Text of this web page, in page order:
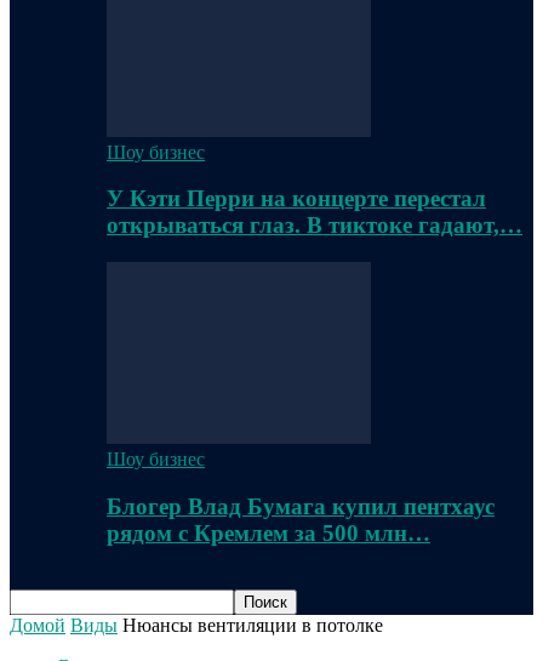
Шоу бизнес
У Кэти Перри на концерте перестал
открываться глаз. В тиктоке гадают,…
Шоу бизнес
Блогер Влад Бумага купил пентхаус
рядом с Кремлем за 500 млн…
Домой Виды Нюансы вентиляции в потолке